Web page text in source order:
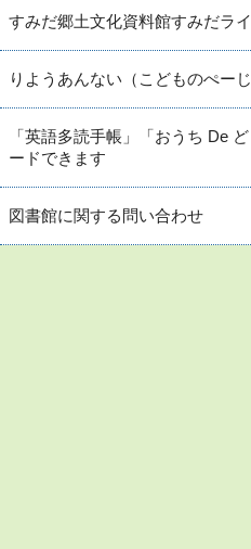
すみだ郷土文化資料館すみだラ
りようあんない（こどものぺーじ
「英語多読手帳」「おうち De
ードできます
図書館に関する問い合わせ